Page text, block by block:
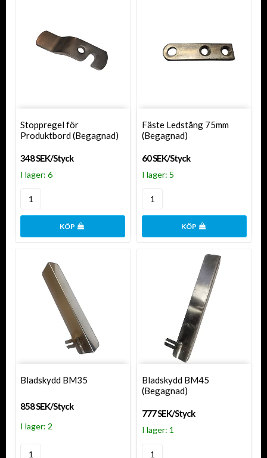
Stoppregel för
Produktbord (Begagnad)
348 SEK/Styck
I lager: 6
KÖP
Fäste Ledstång 75mm
(Begagnad)
60 SEK/Styck
I lager: 5
KÖP
Bladskydd BM35
858 SEK/Styck
I lager: 2
Bladskydd BM45
(Begagnad)
777 SEK/Styck
I lager: 1